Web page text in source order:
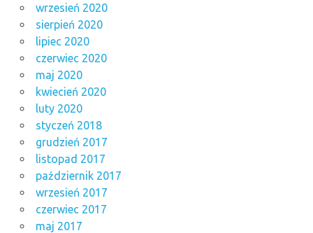
wrzesień 2020
sierpień 2020
lipiec 2020
czerwiec 2020
maj 2020
kwiecień 2020
luty 2020
styczeń 2018
grudzień 2017
listopad 2017
październik 2017
wrzesień 2017
czerwiec 2017
maj 2017